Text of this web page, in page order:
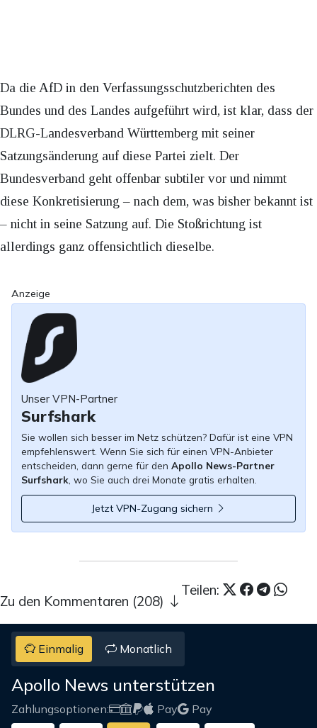
Da die AfD in den Verfassungsschutzberichten des
Bundes und des Landes aufgeführt wird, ist klar, dass der
DLRG-Landesverband Württemberg mit seiner
Satzungsänderung auf diese Partei zielt. Der
Bundesverband geht offenbar subtiler vor und nimmt
diese Konkretisierung – nach dem, was bisher bekannt ist
– nicht in seine Satzung auf. Die Stoßrichtung ist
allerdings ganz offensichtlich dieselbe.
Anzeige
Unser VPN-Partner
Surfshark
Sie wollen sich besser im Netz schützen? Dafür ist eine VPN
empfehlenswert. Wenn Sie sich für einen VPN-Anbieter
entscheiden, dann gerne für den Apollo News-Partner
Surfshark, wo Sie auch drei Monate gratis erhalten.
Jetzt VPN-Zugang sichern
Teilen:
Zu den Kommentaren (208)
Einmalig Monatlich
Apollo News unterstützen
Zahlungsoptionen: Pay
Pay